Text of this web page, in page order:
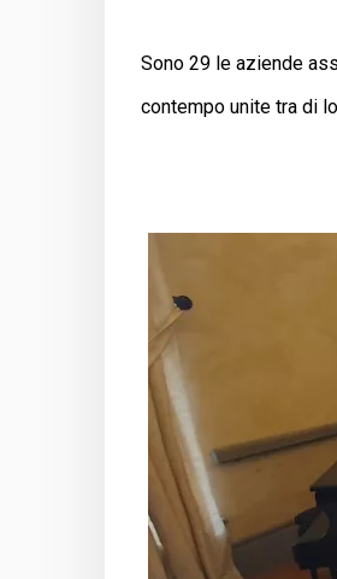
Sono 29 le aziende
contempo unite tra di